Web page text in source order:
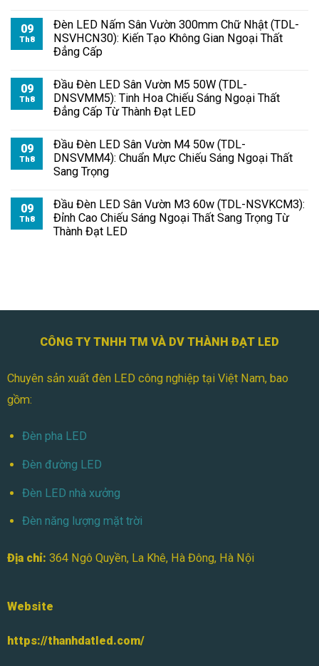
09
Th8
Đèn LED Nấm Sân Vườn 300mm Chữ Nhật (TDL-
NSVHCN30): Kiến Tạo Không Gian Ngoại Thất
Đẳng Cấp
09
Th8
Đầu Đèn LED Sân Vườn M5 50W (TDL-
DNSVMM5): Tinh Hoa Chiếu Sáng Ngoại Thất
Đẳng Cấp Từ Thành Đạt LED
09
Th8
Đầu Đèn LED Sân Vườn M4 50w (TDL-
DNSVMM4): Chuẩn Mực Chiếu Sáng Ngoại Thất
Sang Trọng
09
Th8
Đầu Đèn LED Sân Vườn M3 60w (TDL-NSVKCM3):
Đỉnh Cao Chiếu Sáng Ngoại Thất Sang Trọng Từ
Thành Đạt LED
CÔNG TY TNHH TM VÀ DV THÀNH ĐẠT LED
Chuyên sản xuất đèn LED công nghiệp tại Việt Nam, bao
gồm:
Đèn pha LED
Đèn đường LED
Đèn LED nhà xưởng
Đèn năng lượng mặt trời
Địa chỉ: 364 Ngô Quyền, La Khê, Hà Đông, Hà Nội
Website
https://thanhdatled.com/